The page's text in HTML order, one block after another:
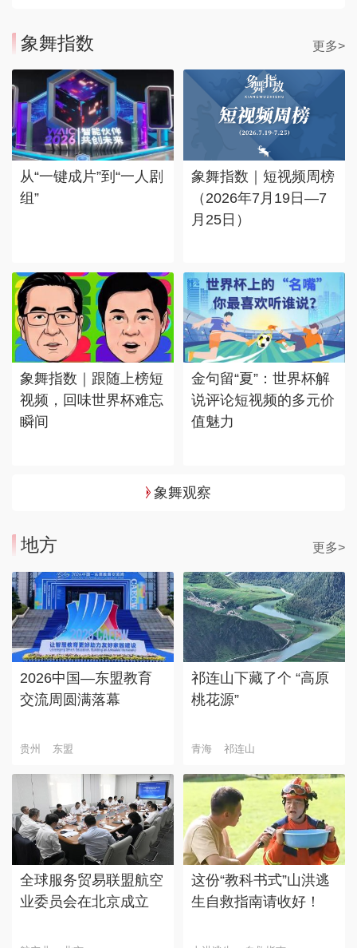
象舞指数 更多>
从“一键成片”到“一人剧
组”
象舞指数｜短视频周榜
（2026年7月19日—7
月25日）
象舞指数｜跟随上榜短
视频，回味世界杯难忘
瞬间
金句留“夏”：世界杯解
说评论短视频的多元价
值魅力
象舞观察
地方 更多>
2026中国—东盟教育
交流周圆满落幕
贵州 东盟
祁连山下藏了个 “高原
桃花源”
青海 祁连山
全球服务贸易联盟航空
业委员会在北京成立
这份“教科书式”山洪逃
生自救指南请收好！